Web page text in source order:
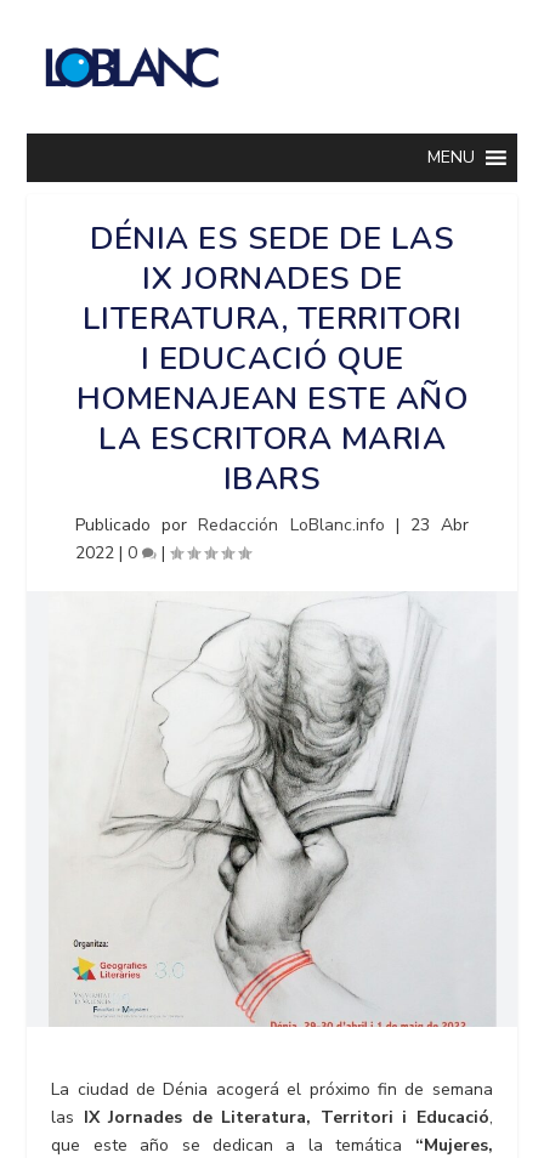
MENU
DÉNIA ES SEDE DE LAS
IX JORNADES DE
LITERATURA, TERRITORI
I EDUCACIÓ QUE
HOMENAJEAN ESTE AÑO
LA ESCRITORA MARIA
IBARS
Publicado porRedacción LoBlanc.info | 23 Abr
2022 |0 |
La ciudad de Dénia acogerá el próximo fin de semana
las IX Jornades de Literatura, Territori i Educació,
que este año se dedican a la temática “Mujeres,